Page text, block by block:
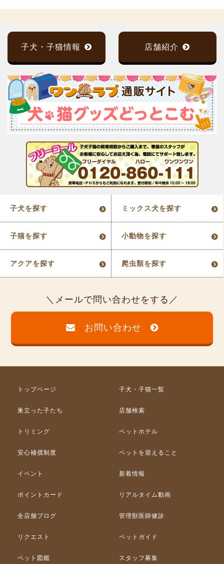
子犬・子猫情報 店舗紹介
子犬を探す ミックス犬を探す
子猫を探す 小動物を探す
アクアを探す 爬虫類を探す
メールで問い合わせをする
お問い合わせ
トップページ 子犬・子猫一覧
巣立った子たち 店舗検索
トリミング ペットホテル
安心補償制度 ペットを迎えること
イベント 新着情報
ポイントカード リアルタイム動画
全店舗ブログ 管理獣医師健診
リクエスト ペットガイド
ペット図鑑 スタッフ募集